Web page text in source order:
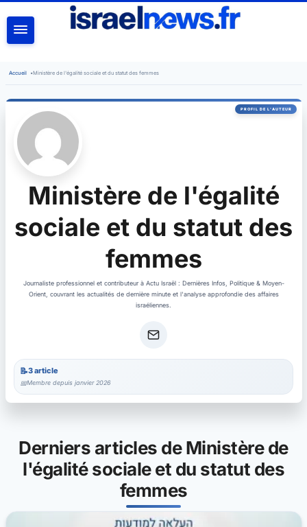
Accueil •Ministère de l'égalité sociale et du statut des femmes
Ministère de l'égalité
sociale et du statut des
femmes
Journaliste professionnel et contributeur à Actu Israël : Dernières Infos, Politique & Moyen-
Orient, couvrant les actualités de dernière minute et l'analyse approfondie des affaires
israéliennes.
3 article
Membre depuis janvier 2026
Derniers articles de Ministère de
l'égalité sociale et du statut des
femmes